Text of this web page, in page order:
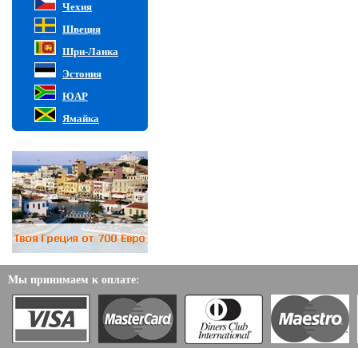
Чехия
Швеция
Шри-Ланка
Эстония
ЮАР
Ямайка
Мы принимаем к оплате: